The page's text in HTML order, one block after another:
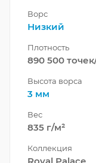
Ворс
Низкий
Плотность
890 500
Высота ворса
3 мм
Вес
835 г/м²
Коллекция